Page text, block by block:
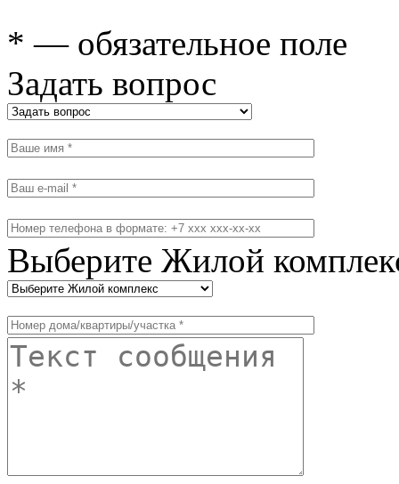
* — обязательное поле
Задать вопрос
Выберите Жилой